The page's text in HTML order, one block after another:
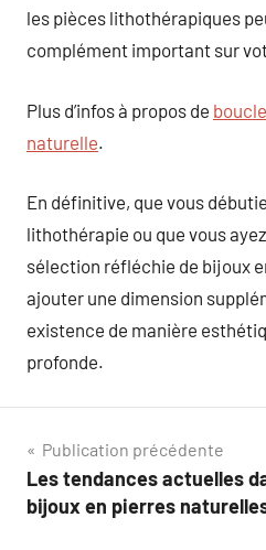
les pièces lithothérapiques
complément important sur
Plus d’infos à propos de
naturelle.
En définitive, que vous
lithothérapie ou que vous
sélection réfléchie de bijoux
ajouter une dimension
existence de manière
profonde.
Navigation
de
Publication précédente
Les tendances actuelles
bijoux en pierres